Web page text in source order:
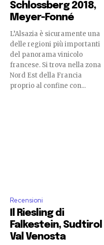
Schlossberg 2018,
Meyer-Fonné
L’Alsazia è sicuramente una
delle regioni più importanti
del panorama vinicolo
francese. Si trova nella zona
Nord Est della Francia
proprio al confine con...
Recensioni
Il Riesling di
Falkestein, Sudtirol
Val Venosta